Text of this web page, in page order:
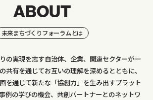
ABOUT
未来まちづくりフォーラムとは
の実現を志す自治体、企業、関連セクターが一
共有を通じてお互いの理解を深めるとともに、
を通じて新たな「協創力」を生み出すプラット
例の学びの機会、共創パートナーとのネットワ